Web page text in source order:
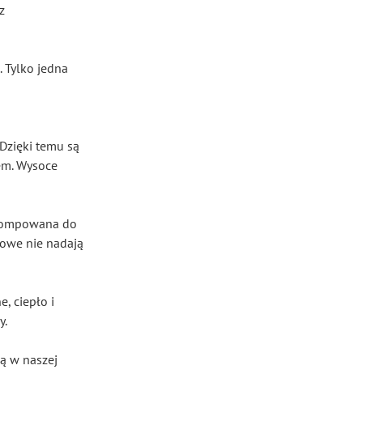
Tylko jedna
temu są
Wysoce
do
nie nadają
ciepło i
w naszej